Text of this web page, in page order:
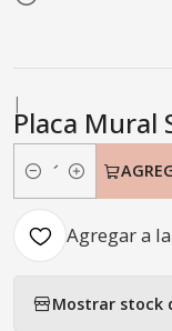
|
Placa Mural
Cantidad
Agregar a
Mostrar stock